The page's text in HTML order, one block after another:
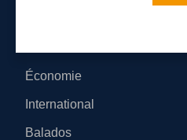
Économie
International
Balados